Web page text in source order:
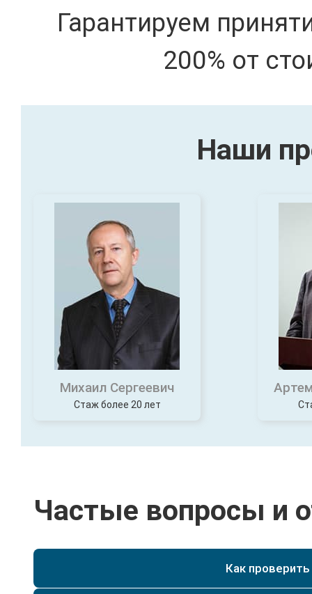
Гарантируем
200% от
Наши
Михаил Сергеевич
Стаж более 20 лет
Частые вопросы и
Как
Можно самостоятельно проверить данные в
https://obrnadzor.gov.ru/gosudarstvennye-uslugi-i-